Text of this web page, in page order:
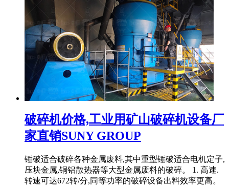
破碎机价格,工业用矿山破碎机设备厂
家直销SUNY GROUP
锤破适合破碎各种金属废料,其中重型锤破适合电机定子,
压块金属,铜铝散热器等大型金属废料的破碎。 1. 高速.
转速可达672转/分,同等功率的破碎设备出料效率更高。